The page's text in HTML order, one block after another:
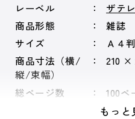
レーベル
ザテ
商品形態
雑誌
サイズ
Ａ４判
商品寸法（横/
縦/束幅）
210 ×
総ページ数 100ペ
もっと